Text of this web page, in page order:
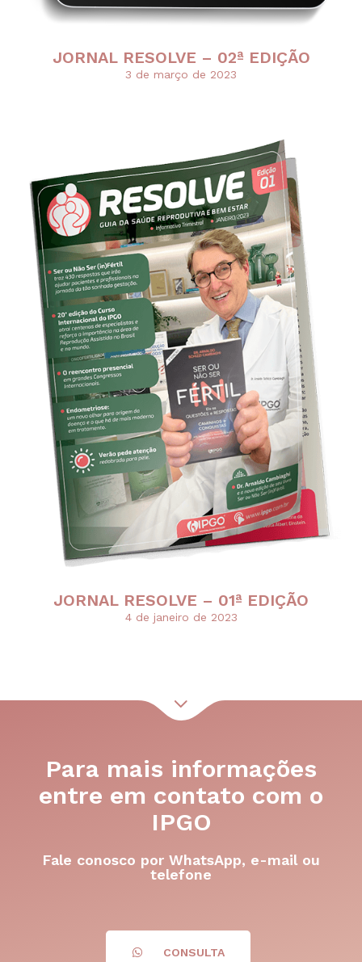
JORNAL RESOLVE – 02ª EDIÇÃO
3 de março de 2023
JORNAL RESOLVE – 01ª EDIÇÃO
4 de janeiro de 2023
Para mais informações
entre em contato com o
IPGO
Fale conosco por WhatsApp, e-mail ou
telefone
CONSULTA